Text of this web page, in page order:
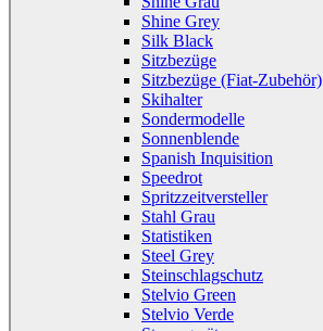
Shine Grey
Silk Black
Sitzbezüge
Sitzbezüge (Fiat-Zubehör)
Skihalter
Sondermodelle
Sonnenblende
Spanish Inquisition
Speedrot
Spritzzeitversteller
Stahl Grau
Statistiken
Steel Grey
Steinschlagschutz
Stelvio Green
Stelvio Verde